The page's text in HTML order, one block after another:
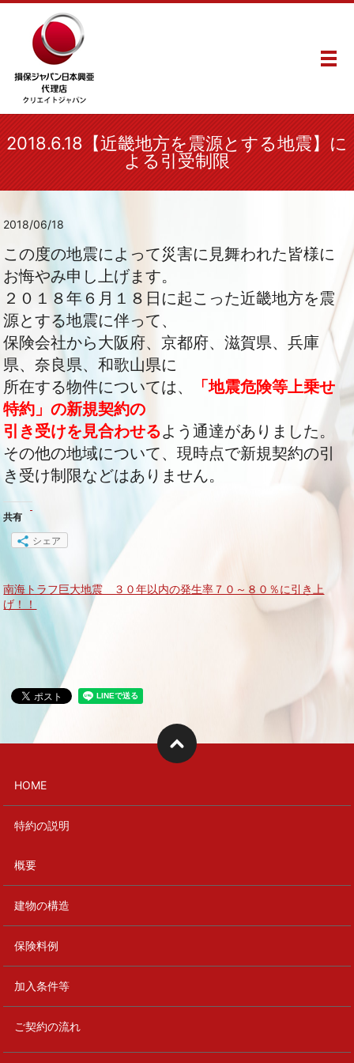
メ
2018.6.18【近畿地方を震源とする地震】に
よる引受制限
2018/06/18
この度の地震によって災害に見舞われた皆様に
お悔やみ申し上げます。
２０１８年６月１８日に起こった近畿地方を震
源とする地震に伴って、
保険会社から大阪府、京都府、滋賀県、兵庫
県、奈良県、和歌山県に
所在する物件については、
「地震危険等上乗せ
特約」の新規契約の
引き受けを見合わせるよう通達がありました。
その他の地域について、現時点で新規契約の引
き受け制限などはありません。
共有
シェア
南海トラフ巨大地震 ３０年以内の発生率７０～８０％に引き上
げ！！
HOME
特約の説明
概要
建物の構造
保険料例
加入条件等
ご契約の流れ